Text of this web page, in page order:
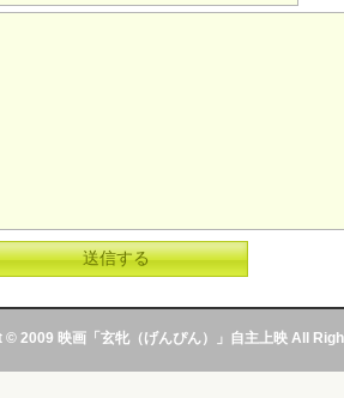
2009 映画「玄牝（げんぴん）」自主上映 All